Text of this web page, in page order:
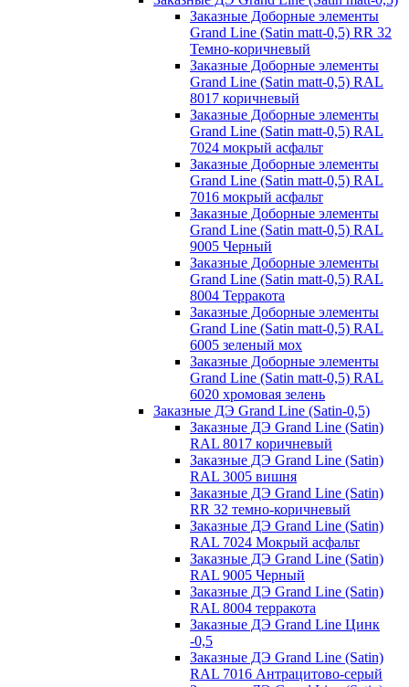
Заказные Доборные элементы
Grand Line (Satin matt-0,5) RR 32
Темно-коричневый
Заказные Доборные элементы
Grand Line (Satin matt-0,5) RAL
8017 коричневый
Заказные Доборные элементы
Grand Line (Satin matt-0,5) RAL
7024 мокрый асфальт
Заказные Доборные элементы
Grand Line (Satin matt-0,5) RAL
7016 мокрый асфальт
Заказные Доборные элементы
Grand Line (Satin matt-0,5) RAL
9005 Черный
Заказные Доборные элементы
Grand Line (Satin matt-0,5) RAL
8004 Терракота
Заказные Доборные элементы
Grand Line (Satin matt-0,5) RAL
6005 зеленый мох
Заказные Доборные элементы
Grand Line (Satin matt-0,5) RAL
6020 хромовая зелень
Заказные ДЭ Grand Line (Satin-0,5)
Заказные ДЭ Grand Line (Satin)
RAL 8017 коричневый
Заказные ДЭ Grand Line (Satin)
RAL 3005 вишня
Заказные ДЭ Grand Line (Satin)
RR 32 темно-коричневый
Заказные ДЭ Grand Line (Satin)
RAL 7024 Мокрый асфальт
Заказные ДЭ Grand Line (Satin)
RAL 9005 Черный
Заказные ДЭ Grand Line (Satin)
RAL 8004 терракота
Заказные ДЭ Grand Line Цинк
-0,5
Заказные ДЭ Grand Line (Satin)
RAL 7016 Антрацитово-серый